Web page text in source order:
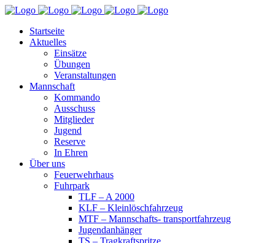
Startseite
Aktuelles
Einsätze
Übungen
Veranstaltungen
Mannschaft
Kommando
Ausschuss
Mitglieder
Jugend
Reserve
In Ehren
Über uns
Feuerwehrhaus
Fuhrpark
TLF – A 2000
KLF – Kleinlöschfahrzeug
MTF – Mannschafts- transportfahrzeug
Jugendanhänger
TS – Tragkraftspritze